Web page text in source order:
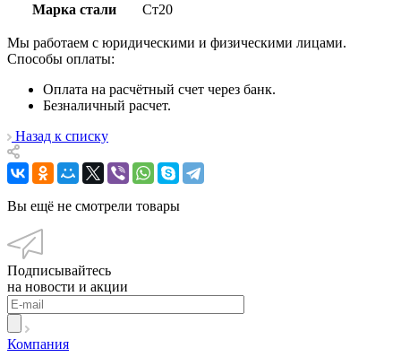
Марка стали
Ст20
Мы работаем с юридическими и физическими лицами.
Способы оплаты:
Оплата на расчётный счет через банк.
Безналичный расчет.
Назад к списку
Вы ещё не смотрели товары
Подписывайтесь
на новости и акции
Компания